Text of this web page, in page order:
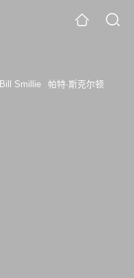
Bill Smillie
帕特·斯克尔顿